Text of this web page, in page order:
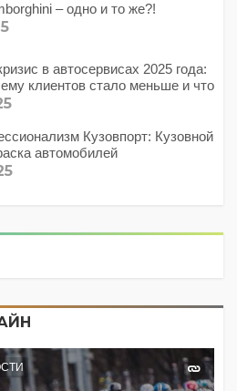
– одно и то же?!
в автосервисах 2025 года:
клиентов стало меньше и что
Кузовпорт: Кузовной
автомобилей